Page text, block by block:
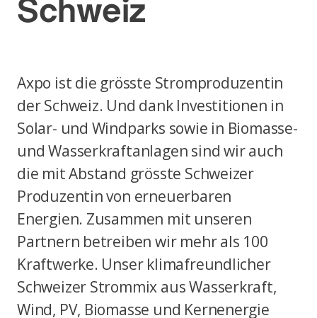
Schweiz
Axpo ist die grösste Stromproduzentin
der Schweiz. Und dank Investitionen in
Solar- und Windparks sowie in Biomasse-
und Wasserkraftanlagen sind wir auch
die mit Abstand grösste Schweizer
Produzentin von erneuerbaren
Energien. Zusammen mit unseren
Partnern betreiben wir mehr als 100
Kraftwerke. Unser klimafreundlicher
Schweizer Strommix aus Wasserkraft,
Wind, PV, Biomasse und Kernenergie